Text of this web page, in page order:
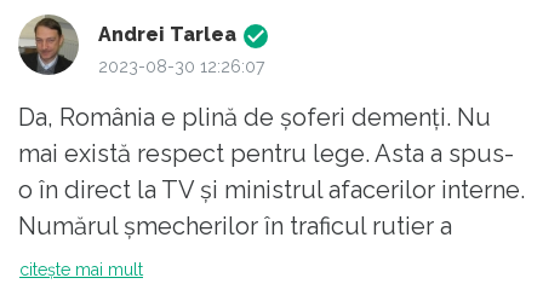
Andrei Tarlea
2023-08-30 12:26:07
Da, România e plină de șoferi demenți. Nu
mai există respect pentru lege. Asta a spus-
o în direct la TV și ministrul afacerilor interne.
Numărul șmecherilor în traficul rutier a
depășit masa critică. Ar trebui un polițist la
citește mai mult